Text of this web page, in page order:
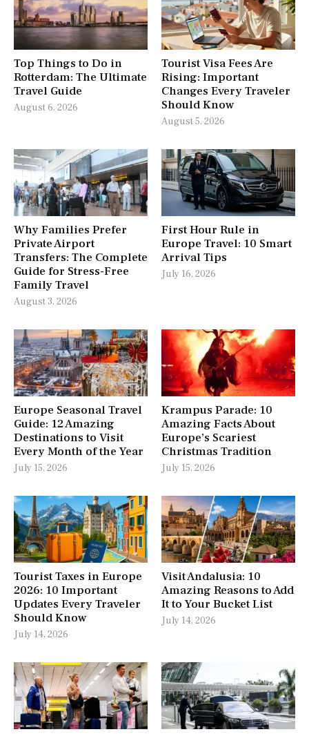
Top Things to Do in
Rotterdam: The Ultimate
Travel Guide
August 6, 2026
Tourist Visa Fees Are
Rising: Important
Changes Every Traveler
Should Know
August 5, 2026
Why Families Prefer
Private Airport
Transfers: The Complete
Guide for Stress-Free
Family Travel
August 3, 2026
First Hour Rule in
Europe Travel: 10 Smart
Arrival Tips
July 16, 2026
Europe Seasonal Travel
Guide: 12 Amazing
Destinations to Visit
Every Month of the Year
July 15, 2026
Krampus Parade: 10
Amazing Facts About
Europe’s Scariest
Christmas Tradition
July 15, 2026
Tourist Taxes in Europe
2026: 10 Important
Updates Every Traveler
Should Know
July 14, 2026
Visit Andalusia: 10
Amazing Reasons to Add
It to Your Bucket List
July 14, 2026